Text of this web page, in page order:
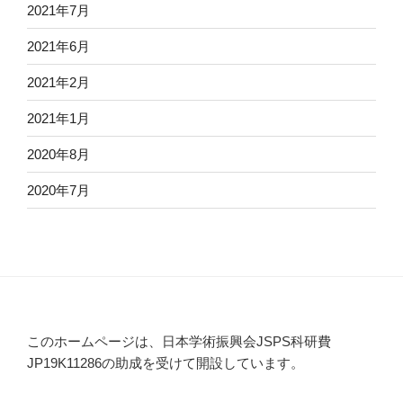
2021年7月
2021年6月
2021年2月
2021年1月
2020年8月
2020年7月
このホームページは、日本学術振興会JSPS科研費
JP19K11286の助成を受けて開設しています。